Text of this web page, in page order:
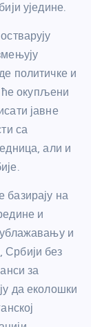
уједине.
политичке и
ће окупљени
јавне
са
али и
базирају на
и
и
без
за
да еколошки